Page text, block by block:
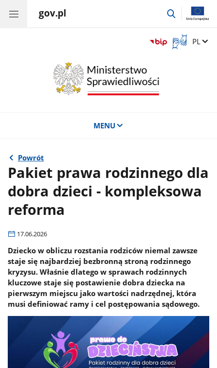
gov.pl
przejdź
Otwórz
okno
Zmień
PL
MENU
Powrót
Pakiet prawa rodzinnego dla
dobra dzieci - kompleksowa
reforma
17.06.2026
Dziecko w obliczu rozstania rodziców niemal zawsze
staje się najbardziej bezbronną stroną rodzinnego
kryzysu. Właśnie dlatego w sprawach rodzinnych
kluczowe staje się postawienie dobra dziecka na
pierwszym miejscu jako wartości nadrzędnej, która
musi definiować ramy i cel postępowania sądowego.